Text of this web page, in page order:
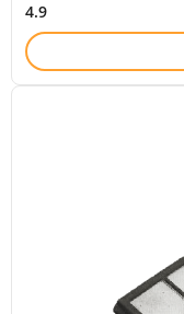
4.9